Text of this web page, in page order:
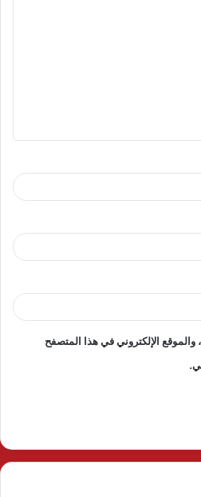
الإلكتروني في هذا المتصفح